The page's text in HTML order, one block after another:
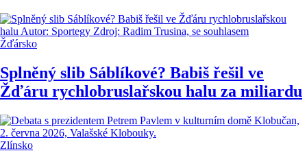
Žďársko
Splněný slib Sáblíkové? Babiš řešil ve
Žďáru rychlobruslařskou halu za miliardu
Zlínsko